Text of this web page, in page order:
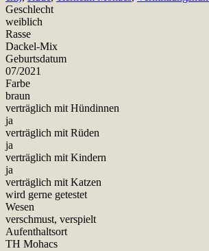
Geschlecht
weiblich
Rasse
Dackel-Mix
Geburtsdatum
07/2021
Farbe
braun
verträglich mit Hündinnen
ja
verträglich mit Rüden
ja
verträglich mit Kindern
ja
verträglich mit Katzen
wird gerne getestet
Wesen
verschmust, verspielt
Aufenthaltsort
TH Mohacs